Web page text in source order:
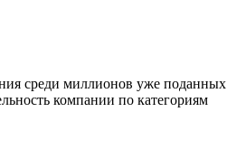
среди миллионов уже поданных
компании по категориям